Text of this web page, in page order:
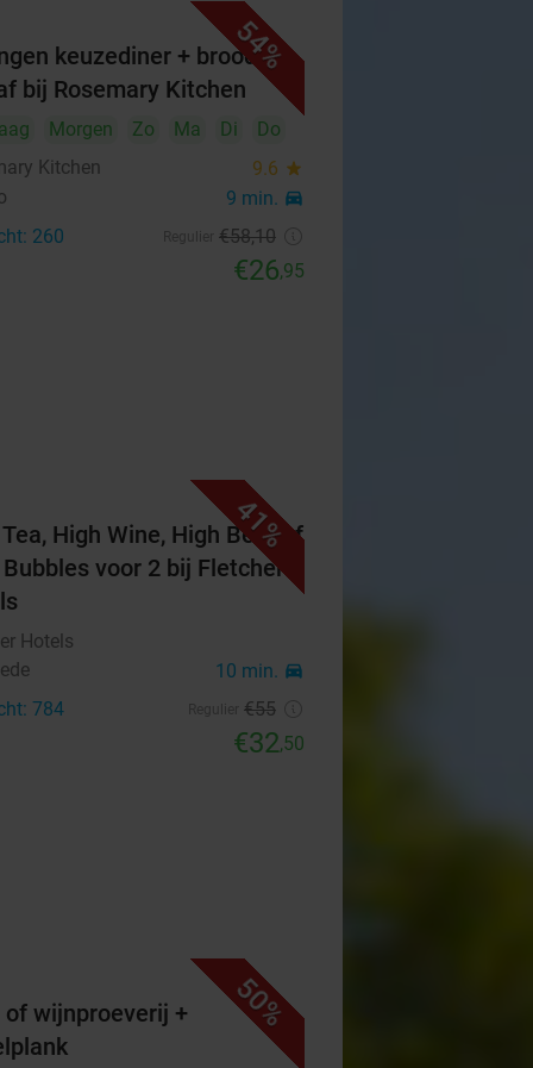
54%
keuzediner + brood
bij Rosemary Kitchen
Morgen Zo Ma Di
Do
Kitchen
9.6 star
9 min. directions_car
260 €58,10
€26,95
41%
High Wine, High Beer of
voor 2 bij Fletcher
Hotels
10 min. directions_car
784 €55
€32,50
50%
of wijnproeverij +